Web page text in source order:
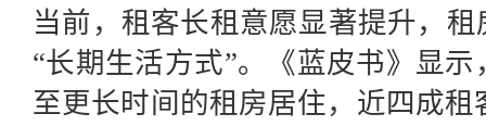
当前，租客长租意愿显著提升，
“长期生活方式”。《蓝皮书》显示
至更长时间的租房居住，近四成